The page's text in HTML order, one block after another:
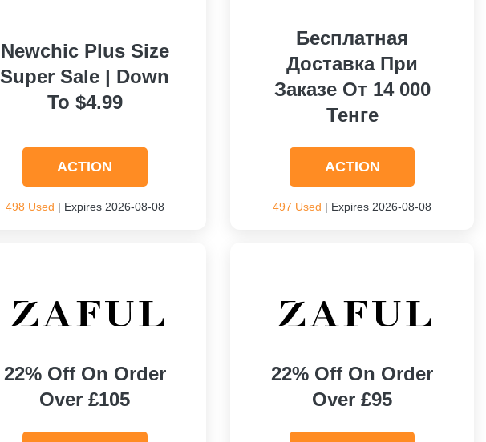
Newchic Plus Size
Super Sale | Down
To $4.99
ACTION
498 Used | Expires 2026-08-08
Бесплатная
Доставка При
Заказе От 14 000
Тенге
ACTION
497 Used | Expires 2026-08-08
22% Off On Order
Over £105
22% Off On Order
Over £95